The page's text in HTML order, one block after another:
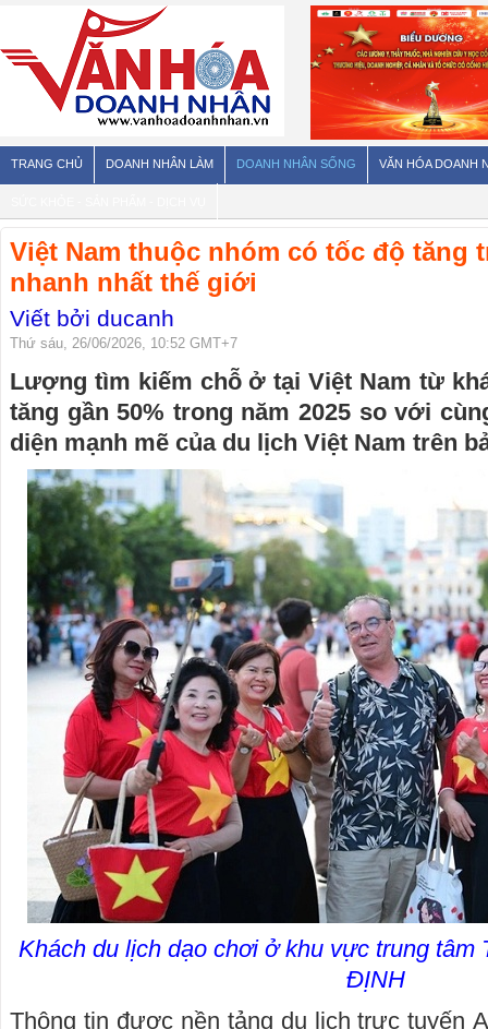
TRANG CHỦ DOANH NHÂN LÀM DOANH NHÂN SỐNG VĂN HÓA DOANH
Việt Nam thuộc nhóm có tốc độ tăng
nhanh nhất thế giới
Viết bởi ducanh
Thứ sáu, 26/06/2026, 10:52 GMT+7
Lượng tìm kiếm chỗ ở tại Việt Nam từ
tăng gần 50% trong năm 2025 so với
diện mạnh mẽ của du lịch Việt Nam trên
Khách du lịch dạo chơi ở khu vực trung tâm
ĐỊNH
Thông tin được nền tảng du lịch trực tuyến